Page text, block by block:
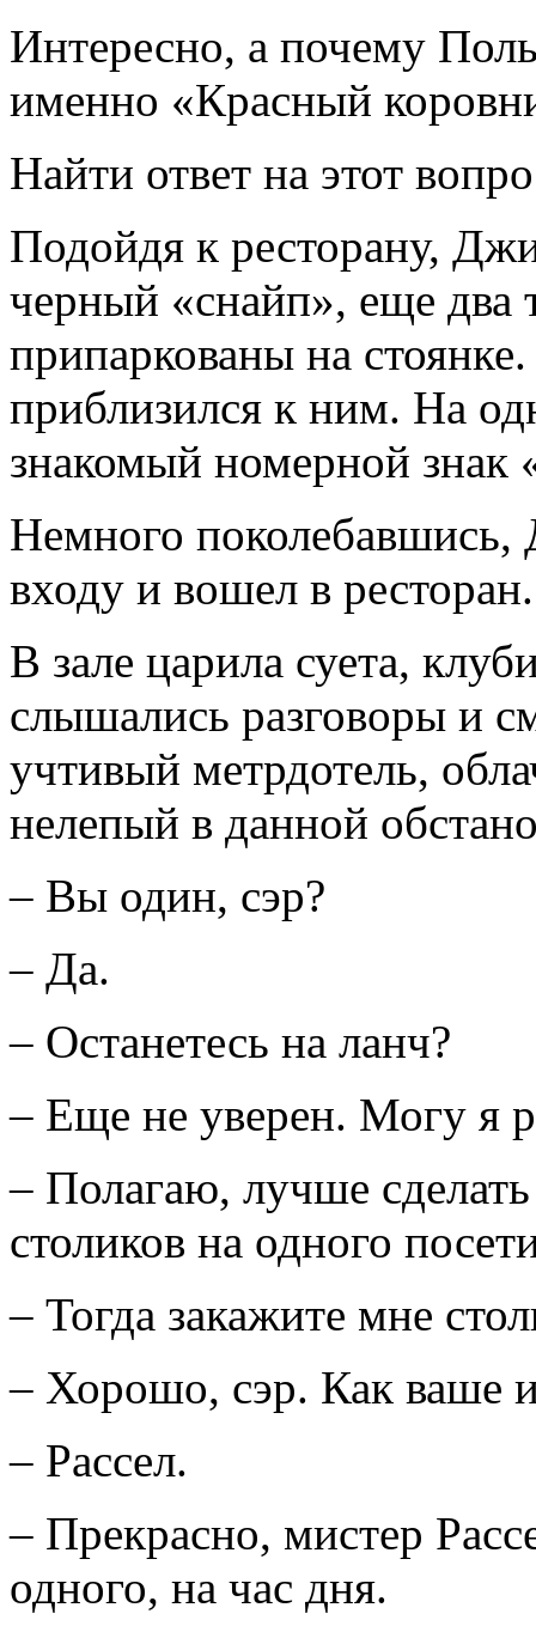
Интересно, а почему
именно «Красный
Найти ответ на этот
Подойдя к ресторану,
черный «снайп», еще два
припаркованы на
приблизился к ним. На
знакомый номерной знак
Немного
входу и вошел в ресторан.
В зале царила суета,
слышались разговоры и
учтивый метрдотель,
нелепый в данной
– Вы один, сэр?
– Да.
– Останетесь на ланч?
– Еще не уверен. Могу я
– Полагаю, лучше
столиков на одного
– Тогда закажите мне
– Хорошо, сэр. Как ваше
– Рассел.
– Прекрасно, мистер
одного, на час дня.